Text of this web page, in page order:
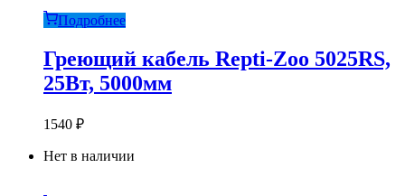
Подробнее
Греющий кабель Repti-Zoo 5025RS,
25Вт, 5000мм
1540 ₽
Нет в наличии